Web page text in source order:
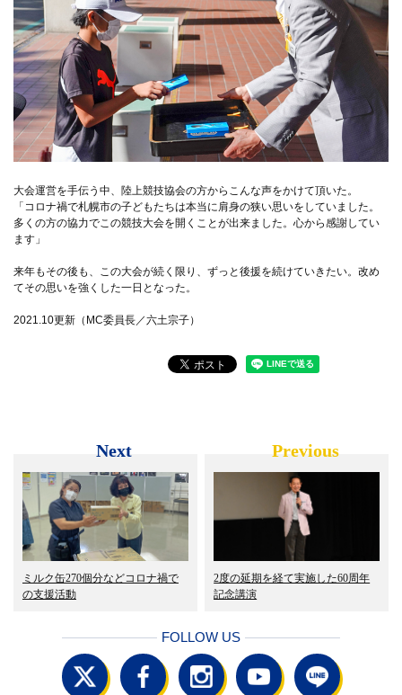
大会運営を手伝う中、陸上競技協会の方からこんな声をかけて頂いた。
「コロナ禍で札幌市の子どもたちは本当に肩身の狭い思いをしていました。
多くの方の協力でこの競技大会を開くことが出来ました。心から感謝してい
ます」
来年もその後も、この大会が続く限り、ずっと後援を続けていきたい。改め
てその思いを強くした一日となった。
2021.10更新（MC委員長／六土宗子）
Next
ミルク缶270個分などコロナ禍で
の支援活動
Previous
2度の延期を経て実施した60周年
記念講演
FOLLOW US